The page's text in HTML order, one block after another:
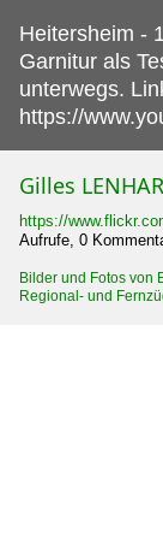
Heitersheim -
Garnitur als
unterwegs.
https://
Gilles
https://
Aufrufe, 0
Bilder und Fotos von
Regional- und